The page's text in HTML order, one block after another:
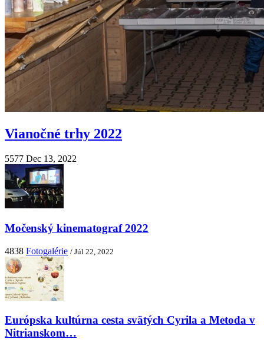
Vianočné trhy 2022
5577 Dec 13, 2022
Močenský kinematograf 2022
4838 Fotogalérie / Júl 22, 2022
Európska kultúrna cesta svätých Cyrila a Metoda v
Nitrianskom…